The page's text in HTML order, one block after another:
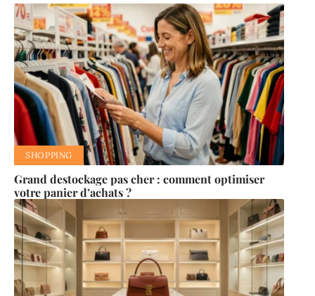
SHOPPING
Grand destockage pas cher : comment optimiser
votre panier d’achats ?